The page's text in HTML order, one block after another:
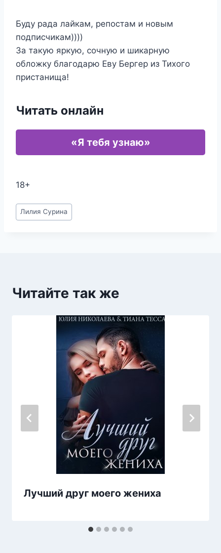
Буду рада лайкам, репостам и новым
подписчикам))))
За такую яркую, сочную и шикарную
обложку благодарю Еву Бергер из Тихого
пристанища!
Читать онлайн
«Я тебя узнаю»
18+
Метки
записи:
Лилия Сурина
Читайте так же
Лучший друг моего жениха